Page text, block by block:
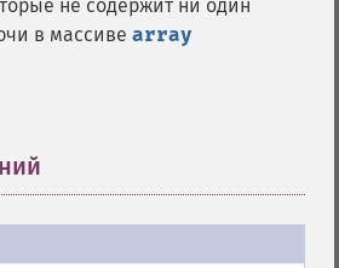
не содержит ни один
в массиве array